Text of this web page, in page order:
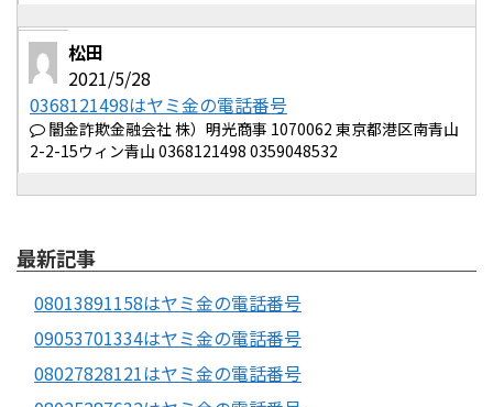
松田
2021/5/28
0368121498はヤミ金の電話番号
闇金詐欺金融会社 株）明光商事 1070062 東京都港区南青山
2-2-15ウィン青山 0368121498 0359048532
最新記事
08013891158はヤミ金の電話番号
09053701334はヤミ金の電話番号
08027828121はヤミ金の電話番号